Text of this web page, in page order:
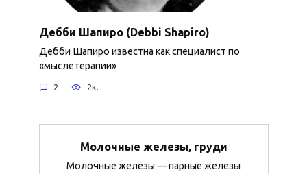
Дебби Шапиро (Debbi Shapiro)
Дебби Шапиро известна как специалист по
«мыслетерапии»
2 2к.
Молочные железы, груди
Молочные железы — парные железы